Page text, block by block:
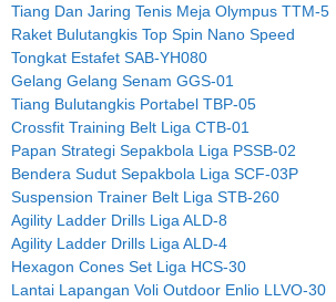
Tiang Dan Jaring Tenis Meja Olympus TTM-5
Raket Bulutangkis Top Spin Nano Speed
Tongkat Estafet SAB-YH080
Gelang Gelang Senam GGS-01
Tiang Bulutangkis Portabel TBP-05
Crossfit Training Belt Liga CTB-01
Papan Strategi Sepakbola Liga PSSB-02
Bendera Sudut Sepakbola Liga SCF-03P
Suspension Trainer Belt Liga STB-260
Agility Ladder Drills Liga ALD-8
Agility Ladder Drills Liga ALD-4
Hexagon Cones Set Liga HCS-30
Lantai Lapangan Voli Outdoor Enlio LLVO-30